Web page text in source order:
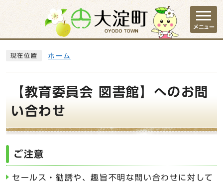
ページの先頭です
メニュー
現在位置 ホーム
【教育委員会 図書館】へのお問
い合わせ
ご注意
セールス・勧誘や、趣旨不明な問い合わせに対して